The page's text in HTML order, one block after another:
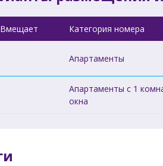
Вмещает Категория номера
Апартаменты
Апартаменты c 1
окна